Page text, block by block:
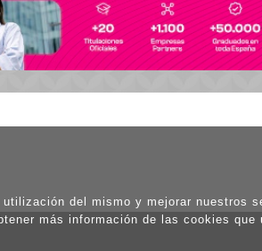
del mismo y mejorar nuestros
más información de las cookies